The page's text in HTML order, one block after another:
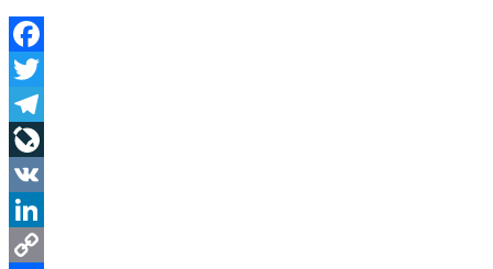
Facebook
Twitter
Telegram
LiveJournal
VK
LinkedIn